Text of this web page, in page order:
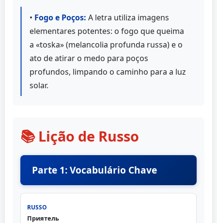
• Fogo e Poços: A letra utiliza imagens
elementares potentes: o fogo que queima
a «toska» (melancolia profunda russa) e o
ato de atirar o medo para poços
profundos, limpando o caminho para a luz
solar.
📚 Lição de Russo
Parte 1: Vocabulário Chave
Приятель